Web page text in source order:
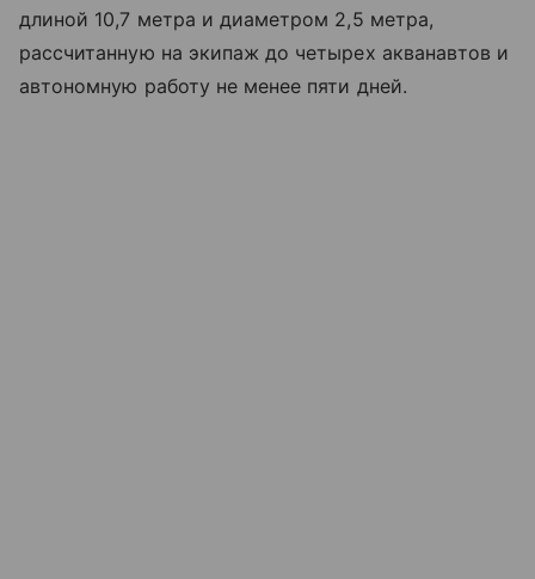
длиной 10,7 метра и диаметром 2,5 метра,
рассчитанную на экипаж до четырех акванавтов и
автономную работу не менее пяти дней.